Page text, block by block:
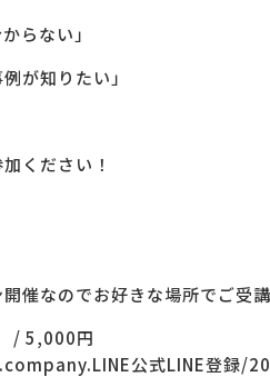
らない」
が知りたい」
ください！
催なのでお好きな場所でご受講
5,000円
公式LINE登録/